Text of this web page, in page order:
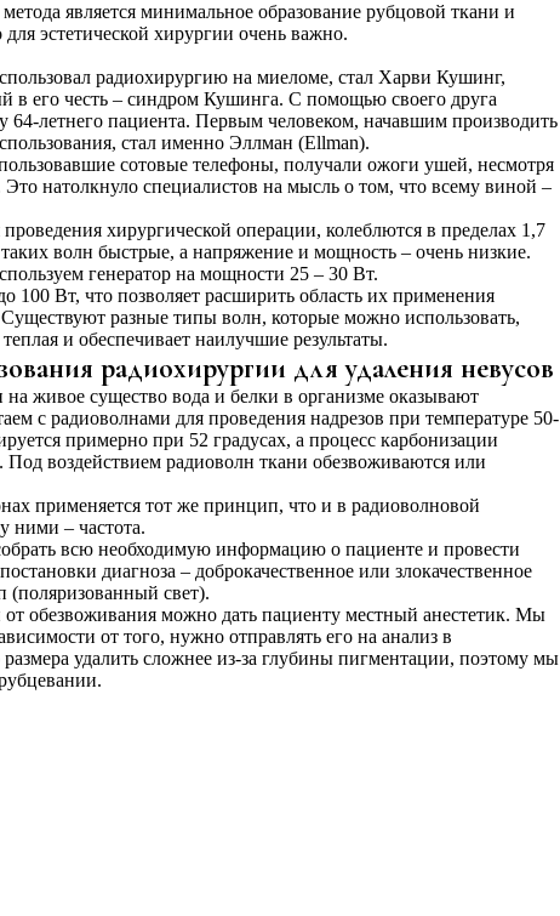
является минимальное образование рубцовой ткани и
эстетической хирургии очень важно.
радиохирургию на миеломе, стал Харви Кушинг,
в его честь – синдром Кушинга. С помощью своего друга
летнего пациента. Первым человеком, начавшим производить
стал именно Эллман (Ellman).
сотовые телефоны, получали ожоги ушей, несмотря
натолкнуло специалистов на мысль о том, что всему виной –
хирургической операции, колеблются в пределах 1,7
волн быстрые, а напряжение и мощность – очень низкие.
генератор на мощности 25 – 30 Вт.
Вт, что позволяет расширить область их применения
разные типы волн, которые можно использовать,
и обеспечивает наилучшие результаты.
радиохирургии для удаления невусов
живое существо вода и белки в организме оказывают
с радиоволнами для проведения надрезов при температуре 50-
примерно при 52 градусах, а процесс карбонизации
воздействием радиоволн ткани обезвоживаются или
применяется тот же принцип, что и в радиоволновой
ними – частота.
всю необходимую информацию о пациенте и провести
диагноза – доброкачественное или злокачественное
(поляризованный свет).
обезвоживания можно дать пациенту местный анестетик. Мы
от того, нужно отправлять его на анализ в
удалить сложнее из-за глубины пигментации, поэтому мы